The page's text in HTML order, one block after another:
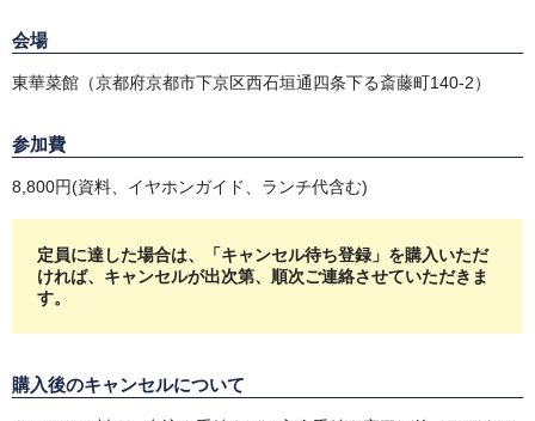
会場
東華菜館（京都府京都市下京区西石垣通四条下る斎藤町140-2）
参加費
8,800円(資料、イヤホンガイド、ランチ代含む)
定員に達した場合は、「キャンセル待ち登録」を購入いただ
ければ、キャンセルが出次第、順次ご連絡させていただきま
す。
購入後のキャンセルについて